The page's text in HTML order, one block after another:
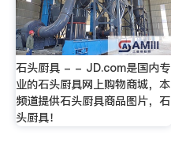
石头厨具 - - JD.com是国内专
业的石头厨具网上购物商城，本
频道提供石头厨具商品图片，石
头厨具！